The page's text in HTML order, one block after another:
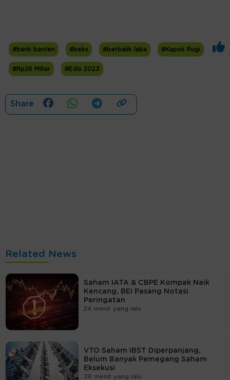
#bank banten #beks #berbalik laba #Kapok Rugi
#Rp26 Miliar #Edis 2023
Share
Related News
Saham IATA & CBPE Kompak Naik
Kencang, BEI Pasang Notasi
Peringatan
24 menit yang lalu
VTO Saham IBST Diperpanjang,
Belum Banyak Pemegang Saham
Eksekusi
36 menit yang lalu